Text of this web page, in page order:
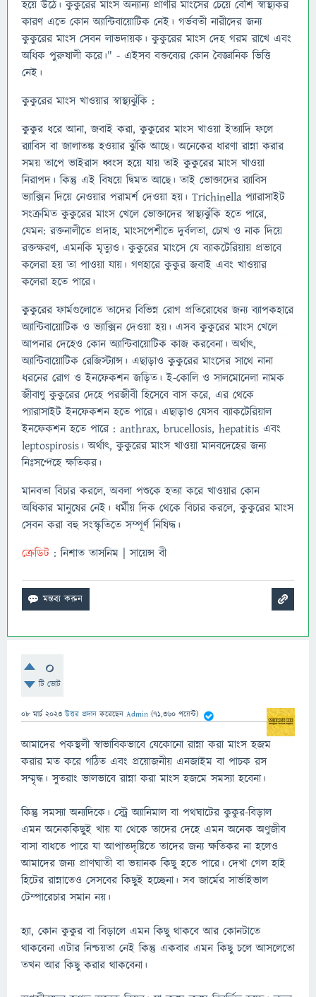
হয়ে উঠে। কুকুরের মাংস অন্যান্য প্রাণীর মাংসের চেয়ে বেশি স্বাস্থ্যকর
কারণ এতে কোন অ্যান্টিবায়োটিক নেই। গর্ভবতী নারীদের জন্য
কুকুরের মাংস সেবন লাভদায়ক। কুকুরের মাংস দেহ গরম রাখে এবং
অধিক পুরুষালী করে।" - এইসব বক্তব্যের কোন বৈজ্ঞানিক ভিত্তি
নেই।
কুকুরের মাংস খাওয়ার স্বাস্থ্যঝুঁকি :
কুকুর ধরে আনা, জবাই করা, কুকুরের মাংস খাওয়া ইত্যাদি ফলে
র‍্যাবিস বা জালাতঙ্ক হওয়ার ঝুঁকি আছে। অনেকের ধারণা রান্না করার
সময় তাপে ভাইরাস ধ্বংস হয়ে যায় তাই কুকুরের মাংস খাওয়া
নিরাপদ। কিন্তু এই বিষয়ে দ্বিমত আছে। তাই ভোক্তাদের র‍্যাবিস
ভ্যাক্সিন দিয়ে নেওয়ার পরামর্শ দেওয়া হয়। Trichinella প্যারাসাইট
সংক্রমিত কুকুরের মাংস খেলে ভোক্তাদের স্বাস্থ্যঝুঁকি হতে পারে,
যেমন: রক্তনালীতে প্রদাহ, মাংসপেশীতে দুর্বলতা, চোখ ও নাক দিয়ে
রক্তক্ষরণ, এমনকি মৃত্যুও। কুকুরের মাংসে যে ব্যাকটেরিয়ায় প্রভাবে
কলেরা হয় তা পাওয়া যায়। গণহারে কুকুর জবাই এবং খাওয়ার
কলেরা হতে পারে।
কুকুরের ফার্মগুলোতে তাদের বিভিন্ন রোগ প্রতিরোধের জন্য ব্যাপকহারে
অ্যান্টিবায়োটিক ও ভ্যাক্সিন দেওয়া হয়। এসব কুকুরের মাংস খেলে
আপনার দেহেও কোন অ্যান্টিবায়োটিক কাজ করবেনা। অর্থাৎ,
অ্যান্টিবায়োটিক রেজিস্ট্যান্স। এছাড়াও কুকুরের মাংসের সাথে নানা
ধরনের রোগ ও ইনফেকশন জড়িত। ই-কোলি ও সালমোনেলা নামক
জীবাণু কুকুরের দেহে পরজীবী হিসেবে বাস করে, এর থেকে
প্যারাসাইট ইনফেকশন হতে পারে। এছাড়াও যেসব ব্যাকটেরিয়াল
ইনফেকশন হতে পারে : anthrax, brucellosis, hepatitis এবং
leptospirosis। অর্থাৎ, কুকুরের মাংস খাওয়া মানবদেহের জন্য
নিঃসন্দেহে ক্ষতিকর।
মানবতা বিচার করলে, অবলা পশুকে হত্যা করে খাওয়ার কোন
অধিকার মানুষের নেই। ধর্মীয় দিক থেকে বিচার করলে, কুকুরের মাংস
সেবন করা বহু সংস্কৃতিতে সম্পূর্ণ নিষিদ্ধ।
ক্রেডিট : নিশাত তাসনিম | সায়েন্স বী
0
টি ভোট
08 মার্চ 2023 উত্তর প্রদান করেছেন Admin (71,360 পয়েন্ট)
আমাদের পকস্থলী স্বাভাবিকভাবে যেকোনো রান্না করা মাংস হজম
করার মত করে গঠিত এবং প্রয়োজনীয় এনজাইম বা পাচক রস
সম্মৃদ্ধ। সুতরাং ভালভাবে রান্না করা মাংস হজমে সমস্যা হবেনা।
কিন্তু সমস্যা অন্যদিকে। স্ট্রে অ্যানিমাল বা পথঘাটের কুকুর-বিড়াল
এমন অনেককিছুই খায় যা থেকে তাদের দেহে এমন অনেক অণুজীব
বাসা বাধতে পারে যা আপাতদৃষ্টিতে তাদের জন্য ক্ষতিকর না হলেও
আমাদের জন্য প্রাণঘাতী বা ভয়ানক কিছু হতে পারে। দেখা গেল হাই
হিটের রান্নাতেও সেসবের কিছুই হচ্ছেনা। সব জার্মের সার্ভাইভাল
টেম্পারেচার সমান নয়।
হ্যা, কোন কুকুর বা বিড়ালে এমন কিছু থাকবে আর কোনটাতে
থাকবেনা এটার নিশ্চয়তা নেই কিন্তু একবার এমন কিছু চলে আসলেতো
তখন আর কিছু করার থাকবেনা।